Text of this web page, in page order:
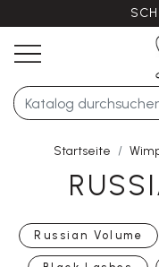
Haben Sie
Startseite
Russian Volume